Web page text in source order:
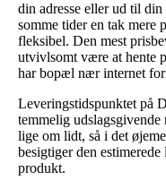
din adresse eller ud til
somme tider en tak mere
fleksibel. Den mest
utvivlsomt være at hente
har bopæl nær internet
Leveringstidspunktet på
temmelig
lige om lidt, så i det
besigtiger den
produkt.